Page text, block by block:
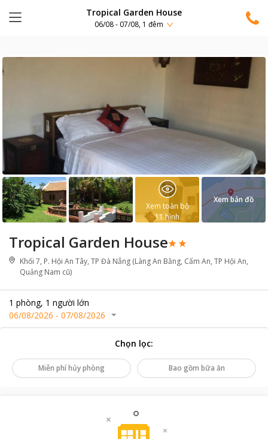
Tropical Garden House
06/08 - 07/08, 1 đêm
Tropical Garden House
Khối 7, P. Hội An Tây, TP Đà Nẵng (Làng An Bằng, Cẩm An, TP Hội An,
Quảng Nam cũ)
1 phòng, 1 người lớn
06/08/2026 - 07/08/2026
Xem toàn bộ
11 hình
Xem bản đồ
Chọn lọc:
Miễn phí hủy phòng Bao gồm bữa ăn